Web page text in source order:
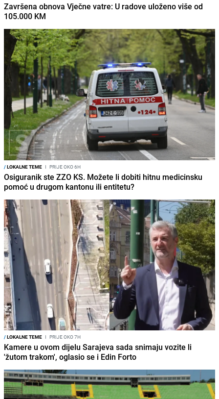
Završena obnova Vječne vatre: U radove uloženo više od
105.000 KM
/LOKALNE TEME I PRIJE OKO 6H
Osiguranik ste ZZO KS. Možete li dobiti hitnu medicinsku
pomoć u drugom kantonu ili entitetu?
/LOKALNE TEME I PRIJE OKO 7H
Kamere u ovom dijelu Sarajeva sada snimaju vozite li
'žutom trakom', oglasio se i Edin Forto